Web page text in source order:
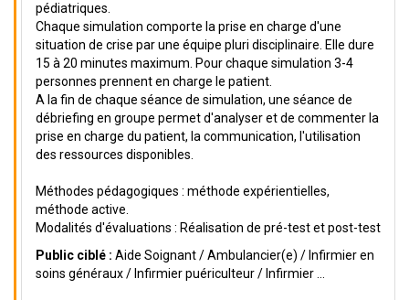
pédiatriques.
Chaque simulation comporte la prise en charge d'une
situation de crise par une équipe pluri disciplinaire. Elle dure
15 à 20 minutes maximum. Pour chaque simulation 3-4
personnes prennent en charge le patient.
A la fin de chaque séance de simulation, une séance de
débriefing en groupe permet d'analyser et de commenter la
prise en charge du patient, la communication, l'utilisation
des ressources disponibles.
Méthodes pédagogiques : méthode expérientielles,
méthode active.
Modalités d'évaluations : Réalisation de pré-test et post-test
Public ciblé : Aide Soignant / Ambulancier(e) / Infirmier en
soins généraux / Infirmier puériculteur / Infirmier ...